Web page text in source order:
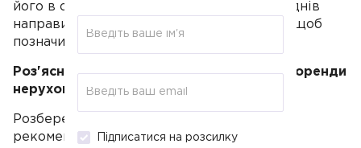
його в оренду, СГ повинен за 10 робочих днів
направити актуалізовану форму 20-ОПП, щоб
позначити ДПС про зміни.
Роз'яснення щодо конкретних ситуацій оренди
нерухомості:
Розберемо, яким способом фіскали
рекомендують оформляти форму 20-ОПП
Підписатися на розсилку